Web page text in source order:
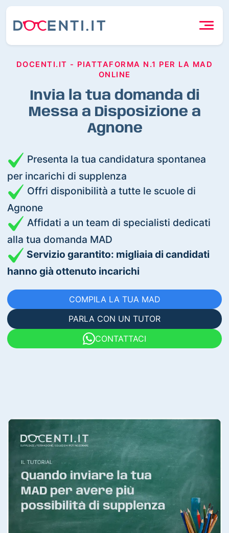
DOCENTI.IT - PIATTAFORMA N.1 PER LA MAD
ONLINE
Invia la tua domanda di
Messa a Disposizione a
Agnone
Presenta la tua candidatura spontanea
per incarichi di supplenza
Offri disponibilità a tutte le scuole di
Agnone
Affidati a un team di specialisti dedicati
alla tua domanda MAD
Servizio garantito: migliaia di candidati
hanno già ottenuto incarichi
COMPILA LA TUA MAD
PARLA CON UN TUTOR
CONTATTACI